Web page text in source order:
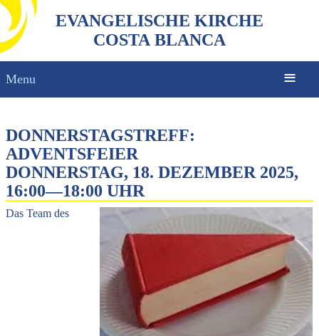
EVANGELISCHE KIRCHE
COSTA BLANCA
Menu
DONNERSTAGSTREFF:
ADVENTSFEIER
DONNERSTAG, 18. DEZEMBER 2025,
16:00—18:00 UHR
Das Team des